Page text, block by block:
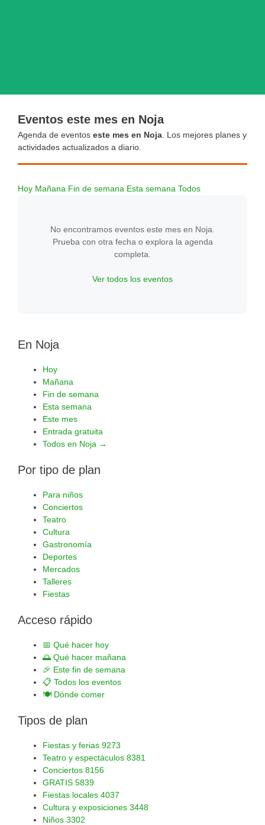
Eventos este mes en Noja
Agenda de eventos este mes en Noja . Los mejores planes y
actividades actualizados a diario.
Hoy Mañana Fin de semana Esta semana Todos
No encontramos eventos este mes en Noja.
Prueba con otra fecha o explora la agenda
completa.
Ver todos los eventos
En Noja
Hoy
Mañana
Fin de semana
Esta semana
Este mes
Entrada gratuita
Todos en Noja →
Por tipo de plan
Para niños
Conciertos
Teatro
Cultura
Gastronomía
Deportes
Mercados
Talleres
Fiestas
Acceso rápido
📅 Qué hacer hoy
🌅 Qué hacer mañana
🎉 Este fin de semana
📋 Todos los eventos
🍽️ Dónde comer
Tipos de plan
Fiestas y ferias 9273
Teatro y espectáculos 8381
Conciertos 8156
GRATIS 5839
Fiestas locales 4037
Cultura y exposiciones 3448
Niños 3302